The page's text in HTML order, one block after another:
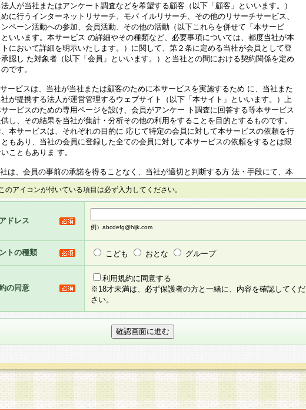
人が当社またはアンケート調査などを希望する顧客（以下「顧客」といいます。）
に行うインターネットリサーチ、モバ イルリサーチ、その他のリサーチサービス、
ンペーン活動への参加、会員活動、その他の活動（以下これらを併せて「本サービ
といいます。本サービス の詳細やその種類など、必要事項については、都度当社が本
において詳細を明示いたします。）に関して、第２条に定める当社が会員として登
認し た対象者（以下「会員」といいます。）と当社との間における契約関係を定め
です。
ービスは、当社が当社または顧客のために本サービスを実施するため に、当社また
社が提携する法人が運営管理するウェブサイト（以下「本サイト」といいます。）上
サービスのための専用ページを設け、会員がアンケー ト調査に回答する等本サービス
し、その結果を当社が集計・分析その他の利用をすることを目的とするものです。
本サービスは、それぞれの目的に 応じて特定の会員に対して本サービスの依頼を行
ともあり、当社の会員に登録した全ての会員に対して本サービスの依頼をするとは限
こともありま す。
は、会員の事前の承諾を得ることなく、当社が適切と判断する方 法・手段にて、本
任意に制定、変更または修正することができるものとします。改定後の本規約等
規約においては本サイトに掲示したときに、その 他の諸規定については、会員に対
知の案内を配信または本サイトに掲示したときのいずれか早い時期をもってその効
とします。
社がお聞きする個人情報は、すべて会員登録希望者の自由な意思で提 供いただいたも
えております。従って、会員登録希望者が自らの個人情報の提供を希望されない場
は、当社はその個人情報をお預かりいたしません が、提供されないことによって、当
取扱商品やサービス等をご利用いただけない場合がありますことを予めご了承くださ
社は、お客様から当社が保有している個人情報の開示・訂正・追加・ 利用停止等を求
た場合には、ご本人様であることが当社にて確認できた場合に限り、法令に準拠し
なります。
会員の資格
とは、本規約等を承諾のうえ、当社所定の登録手続きを全て完了し、当社が承認した
このアイコンが付いている項目は必ず入力してください。
ドレス
例）abcdefg@hijk.com
トの種類 こども おとな グループ
の同意
利用規約に同意する
※18才未満は、必ず保護者の方と一緒に、内容を確認してくだ
さい。